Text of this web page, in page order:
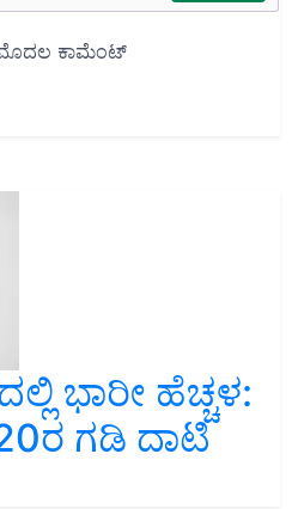
ಭಾರೀ ಹೆಚ್ಚಳ:
ಗಡಿ ದಾಟಿ